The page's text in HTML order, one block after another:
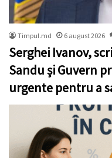
Timpul.md 6 august 2026
Serghei Ivanov,
Sandu și Guvern
urgente pentru a